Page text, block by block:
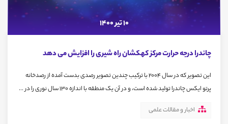
10 تیر 1400
چاندرا درجه حرارت مرکز کهکشان راه شیری را افزایش می دهد
این تصویر که در سال 2004 با ترکیب چندین تصویر رصدی بدست آمده از رصدخانه
پرتو ایکس چاندرا تولید شده است، و در آن یک منطقه با اندازه 130 سال نوری را در ...
اخبار و مقالات علمی